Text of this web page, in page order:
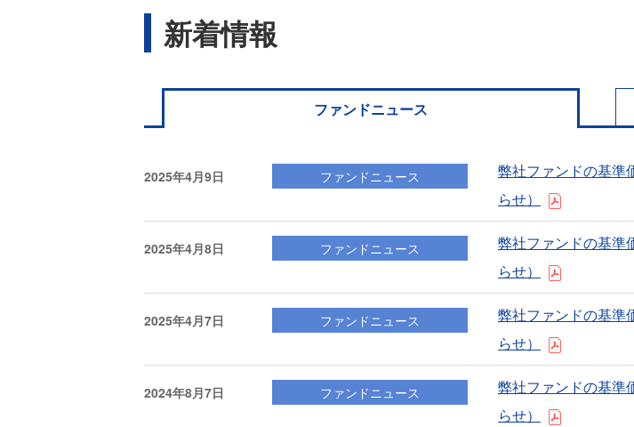
新着情報
ファンドニュース
2025年4月9日 ファンドニュース
弊社ファンドの基準
らせ）
2025年4月8日 ファンドニュース
弊社ファンドの基準
らせ）
2025年4月7日 ファンドニュース
弊社ファンドの基準
らせ）
2024年8月7日 ファンドニュース
弊社ファンドの基準
らせ）